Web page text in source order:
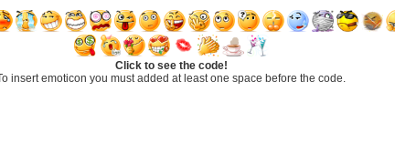
Click to see the code!
insert emoticon you must added at least one space before the code.